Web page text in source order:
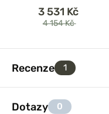
3 531 Kč
4 154 Kč
Recenze 1
Dotazy 0